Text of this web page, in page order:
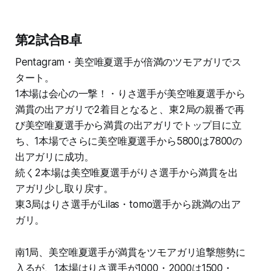
第2試合B卓
Pentagram・美空唯夏選手が倍満のツモアガリでス
タート。
1本場は会心の一撃！・りさ選手が美空唯夏選手から
満貫の出アガリで2着目となると、東2局の親番で再
び美空唯夏選手から満貫の出アガリでトップ目に立
ち、1本場でさらに美空唯夏選手から5800は7800の
出アガリに成功。
続く2本場は美空唯夏選手がりさ選手から満貫を出
アガリ少し取り戻す。
東3局はりさ選手がLilas・tomo選手から跳満の出ア
ガリ。
南1局、美空唯夏選手が満貫をツモアガリ追撃態勢に
入るが、1本場はりさ選手が1000・2000は1500・